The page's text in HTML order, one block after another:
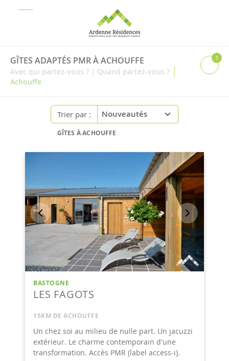
GÎTES ADAPTÉS PMR À ACHOUFFE
Avec qui partez-vous ? | Quand partez-vous ? |
Achouffe
1
Trier par :
GÎTES À ACHOUFFE